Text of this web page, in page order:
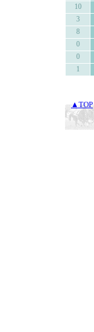
10
3
8
0
0
1
▲TOP